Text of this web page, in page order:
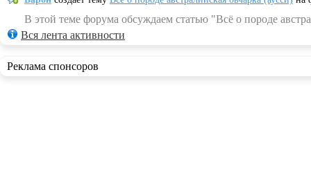
В этой теме форума обсуждаем статью "Всё о породе
Вся лента активности
Реклама спонсоров